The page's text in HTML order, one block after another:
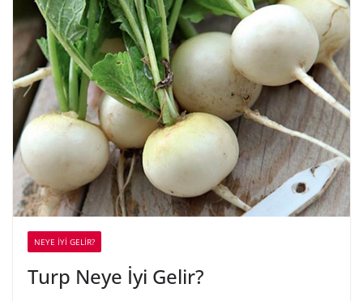
NEYE İYİ GELİR?
Turp Neye İyi Gelir?